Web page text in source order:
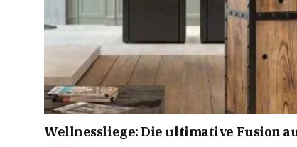
Wellnessliege: Die ultimative Fusion